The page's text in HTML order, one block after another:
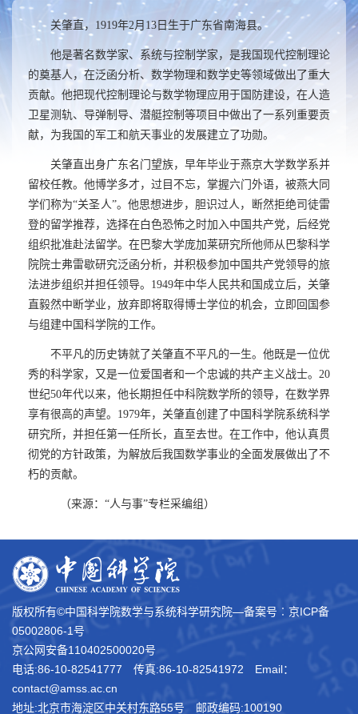
关肇直， 1919年2月 13 日生于广东省南海县。
他是著名数学家、系统与控制学家，是我国现代控制理论
的奠基人，在泛函分析、数学物理和数学史等领域做出了重大
贡献。他把现代控制理论与数学物理应用于国防建设，在人造
卫星测轨、导弹制导、潜艇控制等项目中做出了一系列重要贡
献，为我国的军工和航天事业的发展建立了功勋。
关肇直出身广东名门望族，早年毕业于燕京大学数学系并
留校任教。他博学多才，过目不忘，掌握六门外语，被燕大同
学们称为“关圣人”。他思想进步，胆识过人，断然拒绝司徒雷
登的留学推荐，选择在白色恐怖之时加入中国共产党，后经党
组织批准赴法留学。在巴黎大学庞加莱研究所他师从巴黎科学
院院士弗雷歇研究泛函分析，并积极参加中国共产党领导的旅
法进步组织并担任领导。 1949年中华人民共和国成立后，关肇
直毅然中断学业，放弃即将取得博士学位的机会，立即回国参
与组建中国科学院的工作。
不平凡的历史铸就了关肇直不平凡的一生。他既是一位优
秀的科学家，又是一位爱国者和一个忠诚的共产主义战士。 20
世纪50年代以来，他长期担任中科院数学所的领导，在数学界
享有很高的声望。 1979年，关肇直创建了中国科学院系统科学
研究所，并担任第一任所长，直至去世。在工作中，他认真贯
彻党的方针政策，为解放后我国数学事业的全面发展做出了不
朽的贡献。
（来源：“人与事”专栏采编组）
版权所有©中国科学院数学与系统科学研究院―备案号︰ 京ICP备
05002806-1号
京公网安备110402500020号
电话:86-10-82541777
传真:86-10-82541972
Email：
contact@amss.ac.cn
地址:北京市海淀区中关村东路55号
邮政编码:100190